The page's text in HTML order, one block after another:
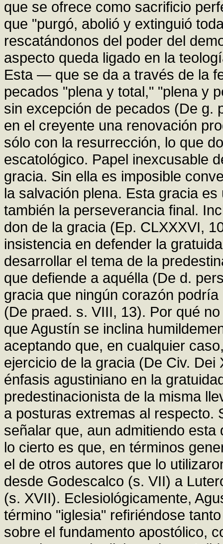
que se ofrece como sacrificio
que "purgó, abolió y extinguió
rescatándonos del poder del
aspecto queda ligado en la
Esta — que se da a través de la
pecados "plena y total," "plena y
sin excepción de pecados (De g.
en el creyente una renovación
sólo con la resurrección, lo que
escatológico. Papel inexcusable
gracia. Sin ella es imposible
la salvación plena. Esta gracia
también la perseverancia final.
don de la gracia (Ep. CLXXXVI,
insistencia en defender la
desarrollar el tema de la
que defiende a aquélla (De d.
gracia que ningún corazón
(De praed. s. VIII, 13). Por qué
que Agustín se inclina
aceptando que, en cualquier
ejercicio de la gracia (De Civ.
énfasis agustiniano en la
predestinacionista de la misma
a posturas extremas al respecto.
señalar que, aun admitiendo
lo cierto es que, en términos
el de otros autores que lo
desde Godescalco (s. VII) a
(s. XVII). Eclesiológicamente,
término "iglesia" refiriéndose
sobre el fundamento apostólico,